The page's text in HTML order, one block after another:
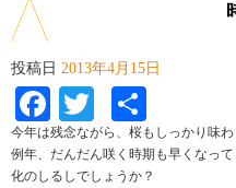
投稿日 2013年4月15日
Facebook
Twitter
有
今年は残念ながら、桜もしっかり味
例年、だんだん咲く時期も早くなっ
化のしるしでしょうか？